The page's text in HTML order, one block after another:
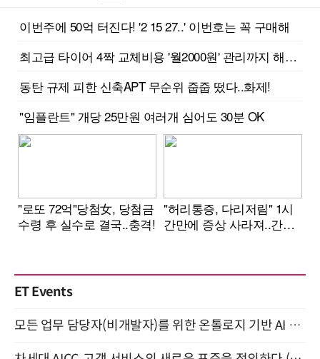
ET Events
모든 업무 담당자(비개발자)를 위한 온톨로지 기반 AI 지식체계 설계 1-day 워크숍 8월 20일 개최